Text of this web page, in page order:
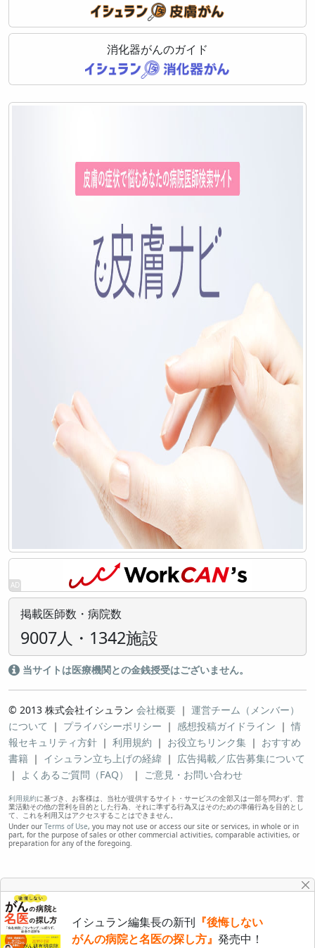
消化器がんのガイド
掲載医師数・病院数
9007人・1342施設
当サイトは医療機関との金銭授受はございません。
© 2013 株式会社イシュラン 会社概要 ｜ 運営チーム（メンバー）
について
｜ プライバシーポリシー ｜ 感想投稿ガイドライン ｜情
報セキュリティ方針 ｜ 利用規約 ｜ お役立ちリンク集 ｜ おすすめ
書籍 ｜ イシュラン立ち上げの経緯 ｜ 広告掲載／広告募集について
｜
よくあるご質問（FAQ） ｜ ご意見・お問い合わせ
利用規約に基づき、お客様は、当社が提供するサイト・サービスの全部又は一部を問わず、営
業活動その他の営利を目的とした行為、それに準ずる行為又はそのための準備行為を目的とし
て、これを利用又はアクセスすることはできません。
Under our Terms of Use, you may not use or access our site or services, in whole or in
part, for the purpose of sales or other commercial activities, comparable activities, or
preparation for any of the foregoing.
イシュラン編集長の新刊
『後悔しない
がんの病院と名医の探し方』 発売中！